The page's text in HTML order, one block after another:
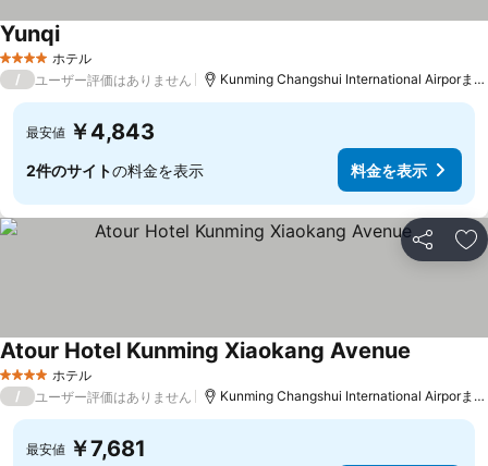
4 ホテルのランク
ホテル
Yunqi料金を表示
/ ユーザー評価はありません Kunming Changshui International Airporま
最安値 ￥4,843
2件のサイトの料金を表示 料金を表示
シェア お
4 ホテルのランク
ホテル
Atour Hotel Kunming Xiaokang Avenue
/ ユーザー評価はありません Kunming Changshui International Airporま
最安値 ￥7,681